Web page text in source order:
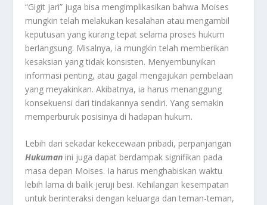
“Gigit jari” juga bisa mengimplikasikan bahwa Moises
mungkin telah melakukan kesalahan atau mengambil
keputusan yang kurang tepat selama proses hukum
berlangsung. Misalnya, ia mungkin telah memberikan
kesaksian yang tidak konsisten. Menyembunyikan
informasi penting, atau gagal mengajukan pembelaan
yang meyakinkan. Akibatnya, ia harus menanggung
konsekuensi dari tindakannya sendiri. Yang semakin
memperburuk posisinya di hadapan hukum.
Lebih dari sekadar kekecewaan pribadi, perpanjangan
Hukuman ini juga dapat berdampak signifikan pada
masa depan Moises. Ia harus menghabiskan waktu
lebih lama di balik jeruji besi. Kehilangan kesempatan
untuk berinteraksi dengan keluarga dan teman-teman,